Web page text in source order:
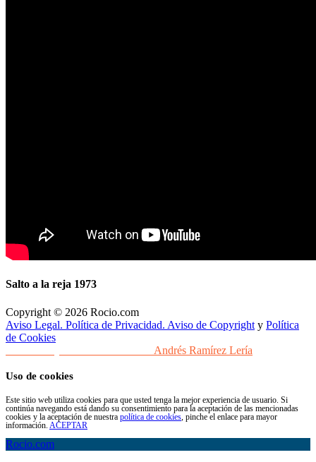
Salto a la reja 1973
Copyright © 2026 Rocio.com
Aviso Legal. Política de Privacidad. Aviso de Copyright y Política
de Cookies
Andrés Ramírez Lería
Uso de cookies
Este sitio web utiliza cookies para que usted tenga la mejor experiencia de usuario. Si
continúa navegando está dando su consentimiento para la aceptación de las mencionadas
cookies y la aceptación de nuestra política de cookies , pinche el enlace para mayor
información. ACEPTAR
Rocio.com